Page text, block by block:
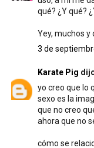
qué? ¿Y qué?
Yey, muchos y
3 de
Karate Pig
yo creo que lo
sexo es la
que no creo
ahora que no
cómo se